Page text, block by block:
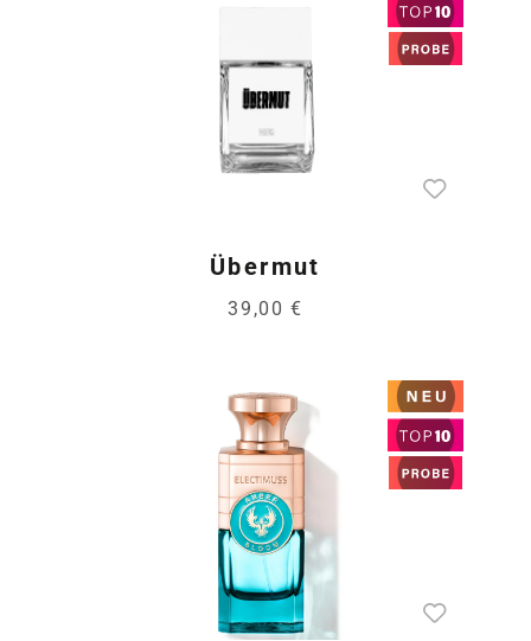
Übermut
39,00 €